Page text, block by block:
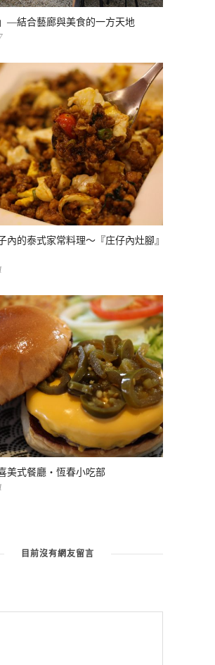
—結合藝廊與美食的一方天地
內的泰式家常料理～『庄仔內灶腳』
美式餐廳・恆春小吃部
目前沒有網友留言